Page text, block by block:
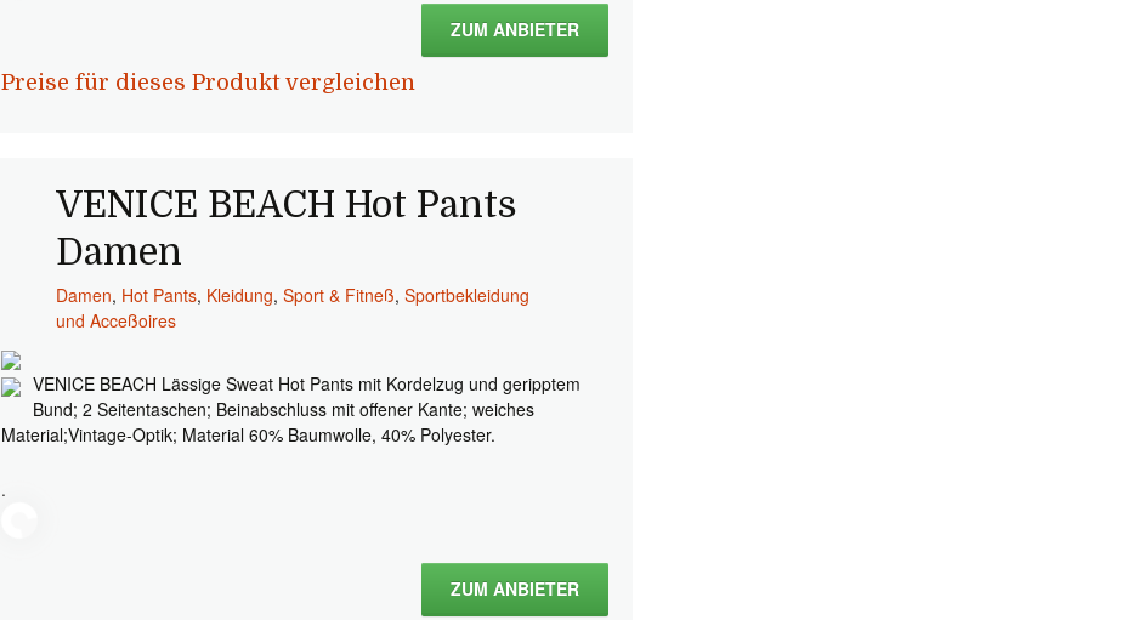
ZUM ANBIETER
Preise für dieses Produkt vergleichen
VENICE BEACH Hot Pants
Damen
Damen, Hot Pants, Kleidung,Sport & Fitneß,Sportbekleidung
und Acceßoires
VENICE BEACH Lässige Sweat Hot Pants mit Kordelzug und geripptem
Bund; 2 Seitentaschen; Beinabschluss mit offener Kante; weiches
Material;Vintage-Optik; Material 60% Baumwolle, 40% Polyester.
.
ZUM ANBIETER